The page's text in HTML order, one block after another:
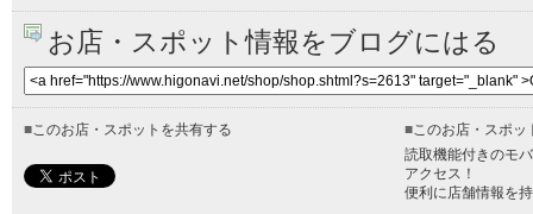
お店・スポット情報をブログにはる
■このお店・スポットを共有する ■このお店・スポッ
読取機能付きのモ
アクセス！
便利に店舗情報を